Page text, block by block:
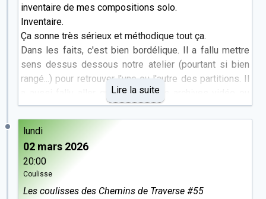
inventaire de mes compositions solo.
Inventaire.
Ça sonne très sérieux et méthodique tout ça.
Dans les faits, c'est bien bordélique. Il a fallu mettre
sens dessus dessous notre atelier (pourtant si bien
rangé...) pour retrouver l'une ou l'autre des partitions. Il
a aussi fallu aller grailler dans les archives vidéo ou
son.
D'ailleurs, j'y ai retrouvé une compo que j'avais
complètement oubliée. Pourtant elle était bien sympa!
Je profite de ce travail pour ressortir ici 4 de mes
compositions.
Dans l'ordre chronologique,
composée en 2008 et filmée ici (par -1°C) en
Lire la suite
lundi
02 mars 2026
20:00
Coulisse
Les coulisses des Chemins de Traverse #55